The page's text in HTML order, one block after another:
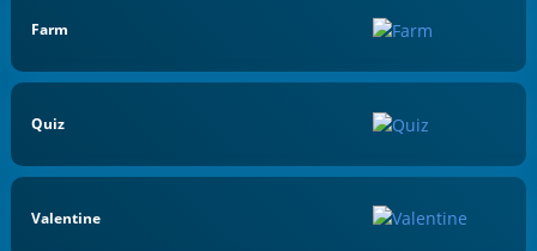
Farm
Quiz
Valentine